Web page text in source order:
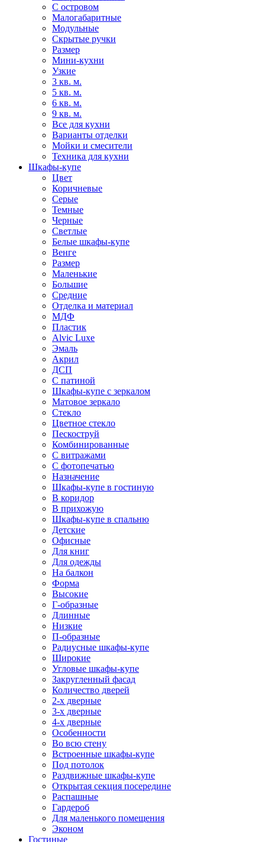
С островом
Малогабаритные
Модульные
Скрытые ручки
Размер
Мини-кухни
Узкие
3 кв. м.
5 кв. м.
6 кв. м.
9 кв. м.
Все для кухни
Варианты отделки
Мойки и смесители
Техника для кухни
Шкафы-купе
Цвет
Коричневые
Серые
Темные
Черные
Светлые
Белые шкафы-купе
Венге
Размер
Маленькие
Большие
Средние
Отделка и материал
МДФ
Пластик
Alvic Luxe
Эмаль
Акрил
ДСП
С патиной
Шкафы-купе с зеркалом
Матовое зеркало
Стекло
Цветное стекло
Пескоструй
Комбинированные
С витражами
С фотопечатью
Назначение
Шкафы-купе в гостиную
В коридор
В прихожую
Шкафы-купе в спальню
Детские
Офисные
Для книг
Для одежды
На балкон
Форма
Высокие
Г-образные
Длинные
Низкие
П-образные
Радиусные шкафы-купе
Широкие
Угловые шкафы-купе
Закругленный фасад
Количество дверей
2-х дверные
3-х дверные
4-х дверные
Особенности
Во всю стену
Встроенные шкафы-купе
Под потолок
Раздвижные шкафы-купе
Открытая секция посередине
Распашные
Гардероб
Для маленького помещения
Эконом
Гостиные